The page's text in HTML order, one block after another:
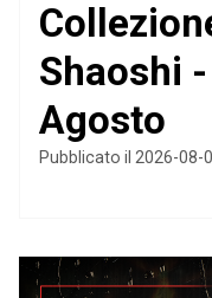
Shaoshi
Agosto
Pubblicato il 2026-08-